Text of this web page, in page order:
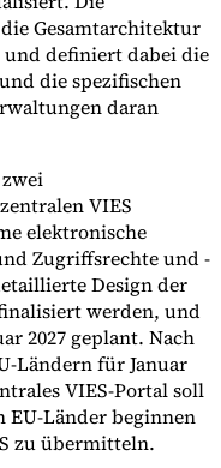
Gesamtarchitektur
und definiert dabei die
die spezifischen
daran
VIES
elektronische
Zugriffsrechte und -
Design der
werden, und
2027 geplant. Nach
Ländern für Januar
VIES-Portal soll
EU-Länder beginnen
zu übermitteln.